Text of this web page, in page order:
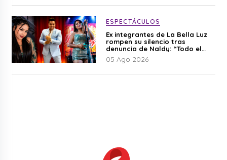
ESPECTÁCULOS
Ex integrantes de La Bella Luz
rompen su silencio tras
denuncia de Naldy: “Todo el
mundo lo sabía”
05 Ago 2026